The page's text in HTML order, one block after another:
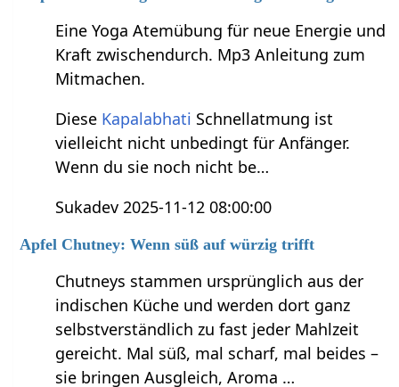
Eine Yoga Atemübung für neue Energie und
Kraft zwischendurch. Mp3 Anleitung zum
Mitmachen.
Diese Kapalabhati Schnellatmung ist
vielleicht nicht unbedingt für Anfänger.
Wenn du sie noch nicht be…
Sukadev 2025-11-12 08:00:00
Apfel Chutney: Wenn süß auf würzig trifft
Chutneys stammen ursprünglich aus der
indischen Küche und werden dort ganz
selbstverständlich zu fast jeder Mahlzeit
gereicht. Mal süß, mal scharf, mal beides –
sie bringen Ausgleich, Aroma …